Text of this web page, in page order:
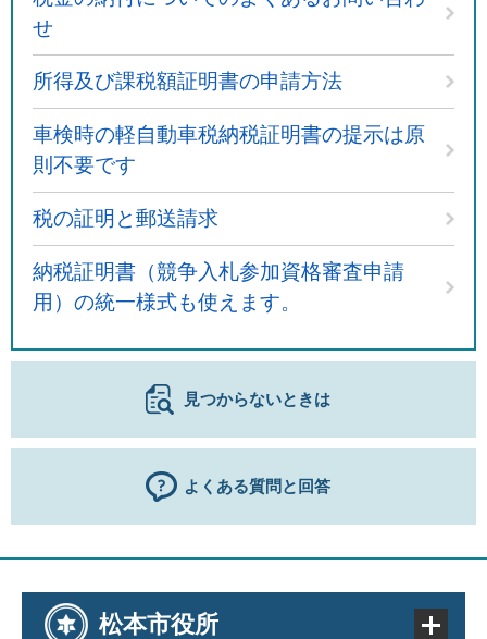
せ
所得及び課税額証明書の申請方法
車検時の軽自動車税納税証明書の提示は原
則不要です
税の証明と郵送請求
納税証明書（競争入札参加資格審査申請
用）の統一様式も使えます。
見つからないときは
よくある質問と回答
松本市役所